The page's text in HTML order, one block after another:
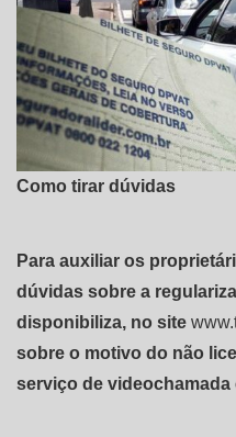
Como tirar dúvidas
Para auxiliar os
dúvidas sobre a
disponibiliza, no site
sobre o motivo do não
serviço de videochamada